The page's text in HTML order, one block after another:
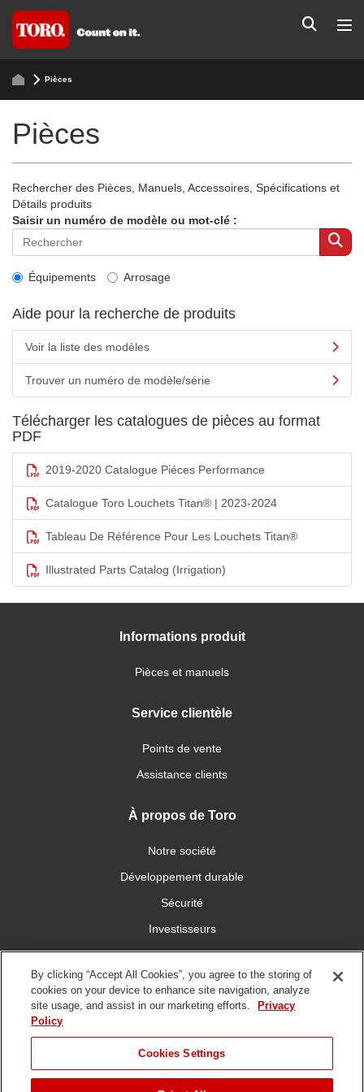
Pièces
Pièces
Rechercher des Pièces, Manuels, Accessoires, Spécifications et
Détails produits
Saisir un numéro de modèle ou mot-clé :
Équipements Arrosage
Aide pour la recherche de produits
Voir la liste des modèles
Trouver un numéro de modèle/série
Télécharger les catalogues de pièces au format
PDF
2019-2020 Catalogue Piéces Performance
Catalogue Toro Louchets Titan® | 2023-2024
Tableau De Référence Pour Les Louchets Titan®
Illustrated Parts Catalog (Irrigation)
Informations produit
Pièces et manuels
Service clientèle
Points de vente
Assistance clients
À propos de Toro
Notre société
Développement durable
Sécurité
Investisseurs
Carrières
Connectez-vous avec nous
By clicking “Accept All Cookies”, you agree to the storing of
cookies on your device to enhance site navigation, analyze
site usage, and assist in our marketing efforts.
Privacy
Policy
Cookies Settings